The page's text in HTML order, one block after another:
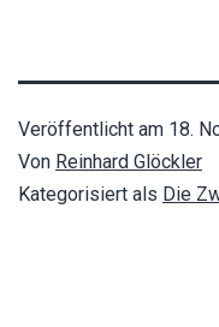
Veröffentlicht am 18.
Von Reinhard Glöckler
Kategorisiert als Die